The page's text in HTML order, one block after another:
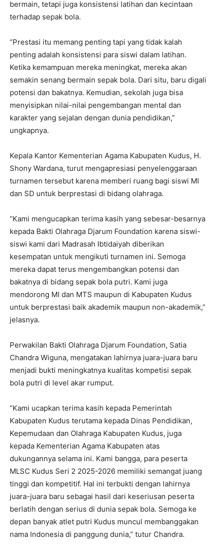
bermain, tetapi juga konsistensi latihan dan kecintaan
terhadap sepak bola.
“Prestasi itu memang penting tapi yang tidak kalah
penting adalah konsistensi para siswi dalam latihan.
Ketika kemampuan mereka meningkat, mereka akan
semakin senang bermain sepak bola. Dari situ, baru digali
potensi dan bakatnya. Kemudian, sekolah juga bisa
menyisipkan nilai-nilai pengembangan mental dan
karakter yang sejalan dengan dunia pendidikan,”
ungkapnya.
Kepala Kantor Kementerian Agama Kabupaten Kudus, H.
Shony Wardana, turut mengapresiasi penyelenggaraan
turnamen tersebut karena memberi ruang bagi siswi MI
dan SD untuk berprestasi di bidang olahraga.
“Kami mengucapkan terima kasih yang sebesar-besarnya
kepada Bakti Olahraga Djarum Foundation karena siswi-
siswi kami dari Madrasah Ibtidaiyah diberikan
kesempatan untuk mengikuti turnamen ini. Semoga
mereka dapat terus mengembangkan potensi dan
bakatnya di bidang sepak bola putri. Kami juga
mendorong MI dan MTS maupun di Kabupaten Kudus
untuk berprestasi baik akademik maupun non-akademik,”
jelasnya.
Perwakilan Bakti Olahraga Djarum Foundation, Satia
Chandra Wiguna, mengatakan lahirnya juara-juara baru
menjadi bukti meningkatnya kualitas kompetisi sepak
bola putri di level akar rumput.
“Kami ucapkan terima kasih kepada Pemerintah
Kabupaten Kudus terutama kepada Dinas Pendidikan,
Kepemudaan dan Olahraga Kabupaten Kudus, juga
kepada Kementerian Agama Kabupaten atas
dukungannya selama ini. Kami bangga, para peserta
MLSC Kudus Seri 2 2025-2026 memiliki semangat juang
tinggi dan kompetitif. Hal ini terbukti dengan lahirnya
juara-juara baru sebagai hasil dari keseriusan peserta
berlatih dengan serius di dunia sepak bola. Semoga ke
depan banyak atlet putri Kudus muncul membanggakan
nama Indonesia di panggung dunia,” tutur Chandra.